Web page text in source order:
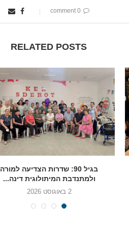
0 comment
RELATED POSTS
בגיל 90: שדרות הצדיעה למורה
ולמתנדבת המיתולוגית דינה...
2 באוגוסט 2026